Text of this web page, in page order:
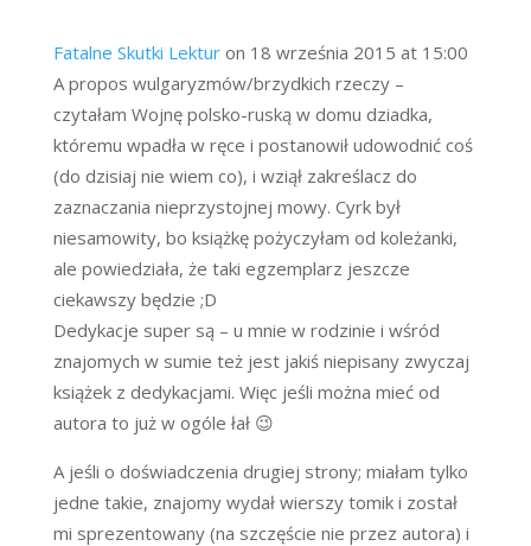
Fatalne Skutki Lektur on 18 września 2015 at 15:00
A propos wulgaryzmów/brzydkich rzeczy –
czytałam Wojnę polsko-ruską w domu dziadka,
któremu wpadła w ręce i postanowił udowodnić coś
(do dzisiaj nie wiem co), i wziął zakreślacz do
zaznaczania nieprzystojnej mowy. Cyrk był
niesamowity, bo książkę pożyczyłam od koleżanki,
ale powiedziała, że taki egzemplarz jeszcze
ciekawszy będzie ;D
Dedykacje super są – u mnie w rodzinie i wśród
znajomych w sumie też jest jakiś niepisany zwyczaj
książek z dedykacjami. Więc jeśli można mieć od
autora to już w ogóle łał 😉
A jeśli o doświadczenia drugiej strony; miałam tylko
jedne takie, znajomy wydał wierszy tomik i został
mi sprezentowany (na szczęście nie przez autora) i